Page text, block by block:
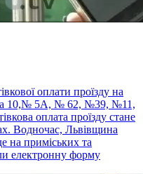
оплати проїзду на
10,№ 5А, № 62, №39, №11,
оплата проїзду стане
Водночас, Львівщина
на приміських та
електронну форму